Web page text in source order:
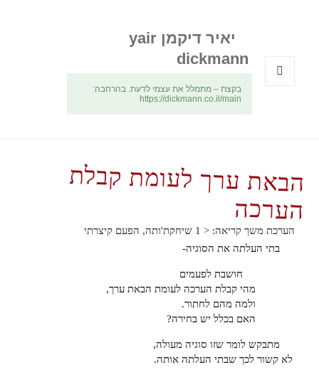
יאיר דיקמן yair
dickmann
בקצת – מתמלל את עצמי לדעת. בהרחבה:
https://dickmann.co.il/main
הבאת ערך לעומת קבלת
הערכה
הערכת משך קריאה: < 1
שיחקת'ותה, הפעם קיצרתי
בתי העלתה את הסוגיה-
חושבת לפעמים
מהי קבלת הערכה לעומת הבאת ערך,
ולמה מהם לחתור.
האם בכלל יש בחירה?
מתבקש לומר שזו סוגיה מעולה,
לא קשור לכך שבתי העלתה אותה.